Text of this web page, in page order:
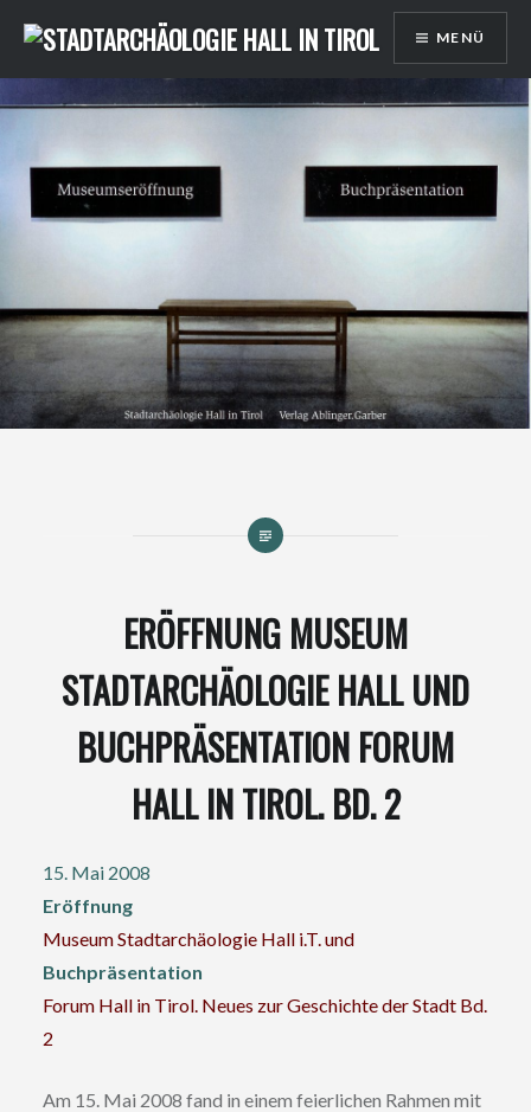
zum
Inhalt
MENÜ
ERÖFFNUNG MUSEUM
STADTARCHÄOLOGIE HALL UND
BUCHPRÄSENTATION FORUM
HALL IN TIROL. BD. 2
15. Mai 2008
Eröffnung
Museum Stadtarchäologie Hall i.T. und
Buchpräsentation
Forum Hall in Tirol. Neues zur Geschichte der Stadt Bd.
2
Am 15. Mai 2008 fand in einem feierlichen Rahmen mit